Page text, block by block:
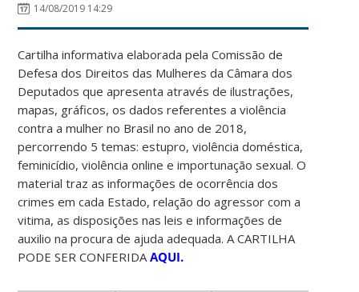
14/08/2019 14:29
Cartilha informativa elaborada pela Comissão de
Defesa dos Direitos das Mulheres da Câmara dos
Deputados que apresenta através de ilustrações,
mapas, gráficos, os dados referentes a violência
contra a mulher no Brasil no ano de 2018,
percorrendo 5 temas: estupro, violência doméstica,
feminicídio, violência online e importunação sexual. O
material traz as informações de ocorrência dos
crimes em cada Estado, relação do agressor com a
vitima, as disposições nas leis e informações de
auxilio na procura de ajuda adequada. A CARTILHA
PODE SER CONFERIDAAQUI.